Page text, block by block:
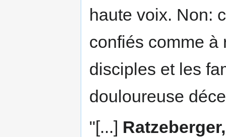
haute voix. Non:
confiés comme à
disciples et les
douloureuse
"[...]